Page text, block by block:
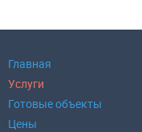
Главная
Услуги
Готовые объекты
Цены